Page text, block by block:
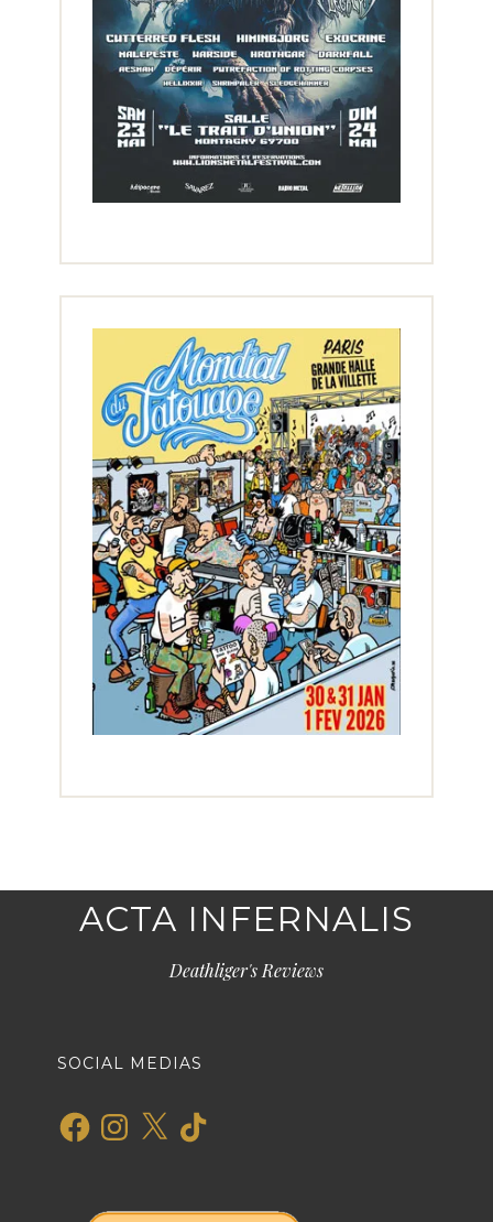
ACTA INFERNALIS
Deathliger's Reviews
SOCIAL MEDIAS
FacebookInstagram
X TikTok